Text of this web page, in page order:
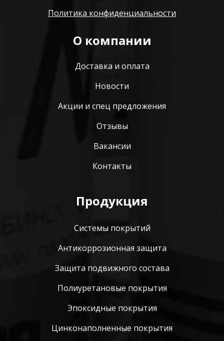
Политика конфиденциальности
О компании
Доставка и оплата
Новости
Акции и спец предложения
Отзывы
Вакансии
Контакты
Продукция
Системы покрытий
Антикоррозионная защита
Защита подвижного состава
Полиуретановые покрытия
Эпоксидные покрытия
Цинконаполненные покрытия